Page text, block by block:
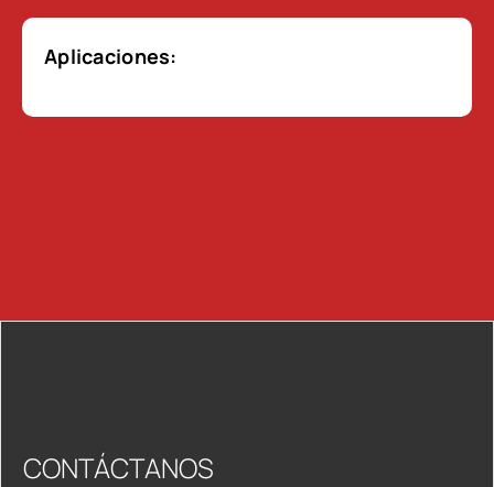
Aplicaciones:
CONTÁCTANOS